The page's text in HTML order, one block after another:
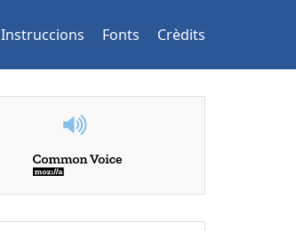
Instruccions Fonts Crèdits